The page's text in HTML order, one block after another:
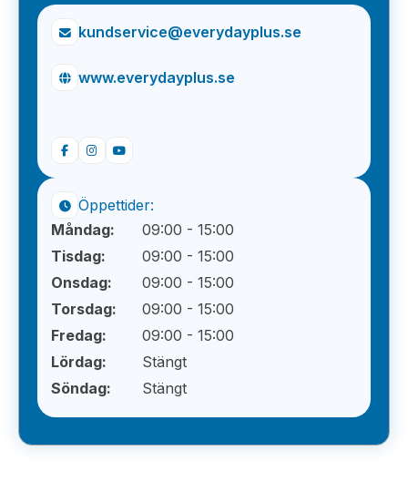
kundservice@everydayplus.se
www.everydayplus.se
Öppettider:
Måndag:
09:00 - 15:00
Tisdag:
09:00 - 15:00
Onsdag:
09:00 - 15:00
Torsdag:
09:00 - 15:00
Fredag:
09:00 - 15:00
Lördag:
Stängt
Söndag:
Stängt